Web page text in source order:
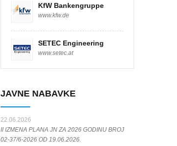
KfW Bankengruppe
www.kfw.de
SETEC Engineering
www.setec.at
JAVNE NABAVKE
22.06.2026
II IZMENA PLANA JN ZA 2026 GODINU BROJ
02-37/6-2026 OD 19.06.2026.